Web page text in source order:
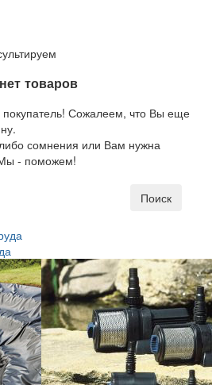
товаров
покупатель! Сожалеем, что Вы еще
сомнения или Вам нужна
Мы - поможем!
Поиск